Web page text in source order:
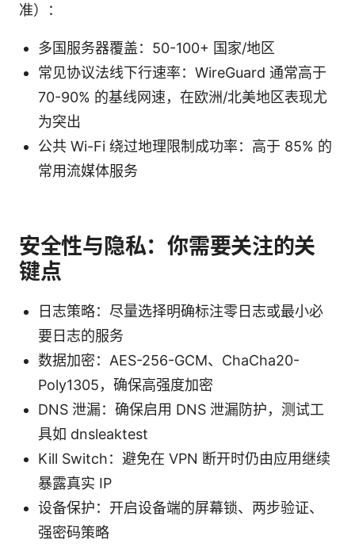
准）：
多国服务器覆盖：50-100+ 国家/地区
常见协议法线下行速率：WireGuard 通常高于
70-90% 的基线网速，在欧洲/北美地区表现尤
为突出
公共 Wi-Fi 绕过地理限制成功率：高于 85% 的
常用流媒体服务
安全性与隐私：你需要关注的关
键点
日志策略：尽量选择明确标注零日志或最小必
要日志的服务
数据加密：AES-256-GCM、ChaCha20-
Poly1305，确保高强度加密
DNS 泄漏：确保启用 DNS 泄漏防护，测试工
具如 dnsleaktest
Kill Switch：避免在 VPN 断开时仍由应用继续
暴露真实 IP
设备保护：开启设备端的屏幕锁、两步验证、
强密码策略